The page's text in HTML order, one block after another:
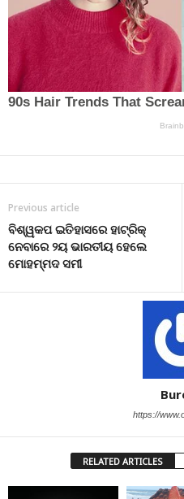
Previous article
ବିଶ୍ୱକପ ଇତିହାସରେ ହାଟ୍ରିକ୍
ନେବାରେ ୨ୟ ଭାରତୀୟ ହେଲେ
ମୋହମ୍ମଦ ସମୀ
https://
RELATED ARTICLES